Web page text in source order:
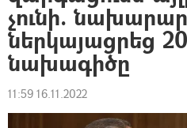
չունի.
ներկայացրեց
նախագիծը
11:59 16.11.2022